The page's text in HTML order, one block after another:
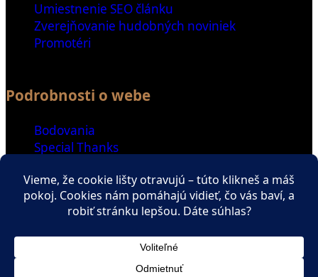
Umiestnenie SEO článku
Zverejňovanie hudobných noviniek
Promotéri
Podrobnosti o webe
Bodovania
Special Thanks
Ďalšie odkazy
Spriatelené weby
ENGLISH SECTION